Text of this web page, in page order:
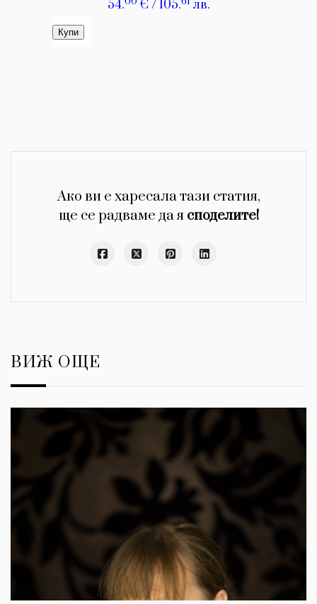
Ако ви е харесала тази статия,
ще се радваме да я споделите!
ВИЖ ОЩЕ